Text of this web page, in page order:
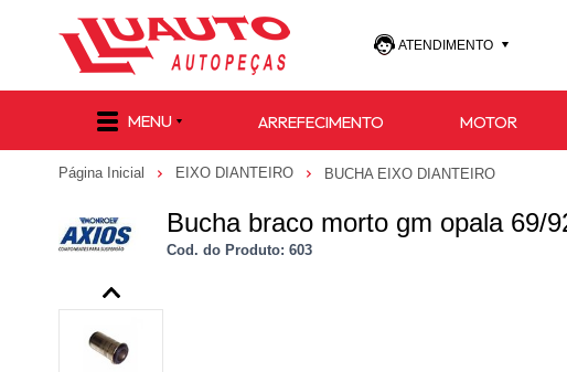
ATENDIMENTO
(47) 3027-
MENU ARREFECIMENTO MOTOR
Página Inicial EIXO DIANTEIRO BUCHA EIXO DIANTEIRO
Bucha braco morto gm opala 69/
Cod. do Produto: 603